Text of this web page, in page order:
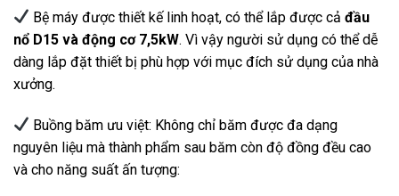
Bệ máy được thiết kế linh hoạt, có thể lắp được cảđầu
nổ D15 và động cơ 7,5kW. Vì vậy người sử dụng có thể dễ
dàng lắp đặt thiết bị phù hợp với mục đích sử dụng của nhà
xưởng.
Buồng băm ưu việt: Không chỉ băm được đa dạng
nguyên liệu mà thành phẩm sau băm còn độ đồng đều cao
và cho năng suất ấn tượng: